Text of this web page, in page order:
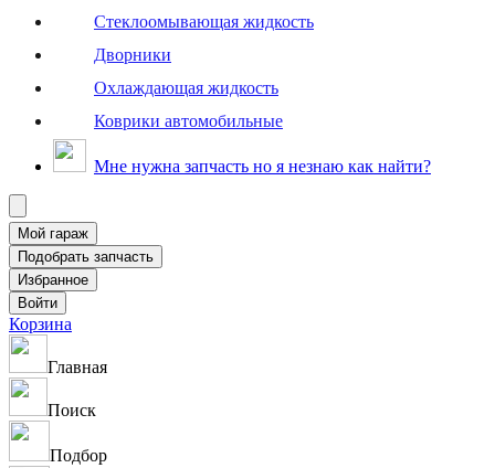
Стеклоомывающая жидкость
Дворники
Охлаждающая жидкость
Коврики автомобильные
Мне нужна запчасть но я незнаю как найти?
Корзина
Главная
Поиск
Подбор